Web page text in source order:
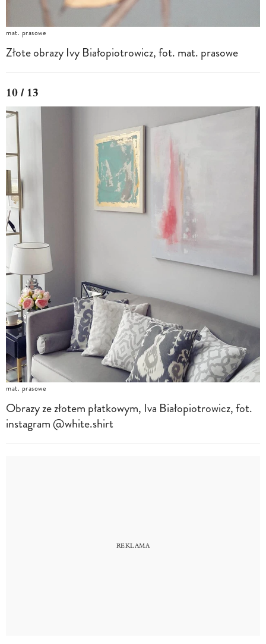
mat. prasowe
Złote obrazy Ivy Białopiotrowicz, fot. mat. prasowe
10 / 13
mat. prasowe
Obrazy ze złotem płatkowym, Iva Białopiotrowicz, fot.
instagram @white.shirt